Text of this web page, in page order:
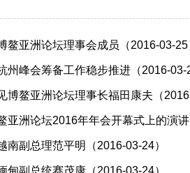
鳌亚洲论坛理事会成员（2016-03-25
州峰会筹备工作稳步推进（2016-03-
博鳌亚洲论坛理事长福田康夫（
亚洲论坛2016年年会开幕式上的演
南副总理范平明（2016-03-24）
甸副总统赛茂康（2016-03-24）